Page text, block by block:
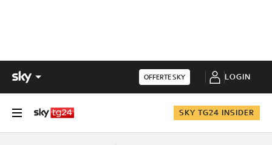
OFFERTE SKY LOGIN
SKY TG24 INSIDER